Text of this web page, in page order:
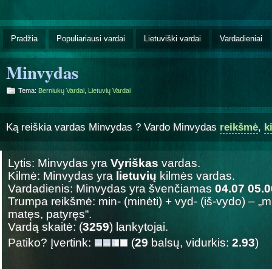
Pradžia Populiariausi vardai Lietuviški vardai Vardadieniai
Minvydas
Tema: Berniukų Vardai Lietuvių Vardai
Ką reiškia vardas Minvydas ? Vardo Minvydas reikšmė,
Lytis: Minvydas yra Vyriškas vardas.
Kilmė: Minvydas yra lietuvių kilmės vardas.
Vardadienis: Minvydas yra švenčiamas 04.07
Trumpa reikšmė: min- (minėti) + vyd- (iš-vydo) –
matęs, patyręs“.
Vardą skaitė: (3259) lankytojai.
Patiko? Įvertink:
(29 balsų, vidurkis: 2.93)